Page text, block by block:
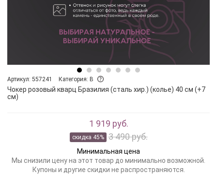
Артикул: 557241 Категория: B
Чокер розовый кварц Бразилия (сталь хир.) (колье) 40 см (+7
см)
1 919 руб.
скидка 45% 3 490 руб.
Минимальная цена
Мы снизили цену на этот товар до минимально возможной.
Купоны и другие скидки не распространяются.